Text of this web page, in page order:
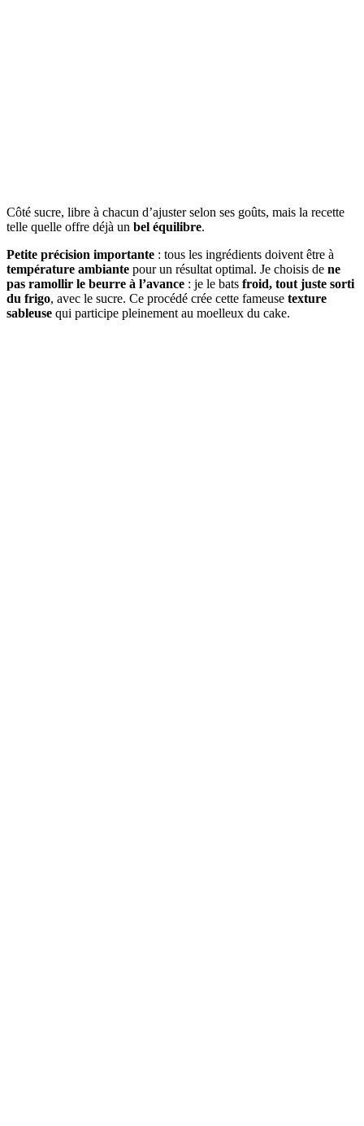
Côté sucre, libre à chacun d’ajuster selon ses goûts, mais la recette
telle quelle offre déjà un bel équilibre.
Petite précision importante : tous les ingrédients doivent être à
température ambiante pour un résultat optimal. Je choisis de ne
pas ramollir le beurre à l’avance : je le bats froid, tout juste sorti
du frigo, avec le sucre. Ce procédé crée cette fameuse texture
sableuse qui participe pleinement au moelleux du cake.